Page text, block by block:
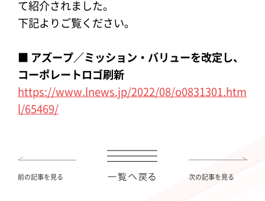
て紹介されました。
下記よりご覧ください。
■ アズープ／ミッション・バリューを改定し、
コーポレートロゴ刷新
https://www.lnews.jp/2022/08/o0831301.htm
l/65469/
前の記事を見る 次の記事を見る